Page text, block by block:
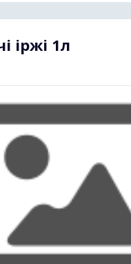
іржі 1л